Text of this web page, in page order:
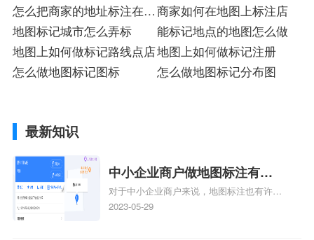
目标点
标
怎么把商家的地址标注在地
图上铺
商家如何在地图上标注店
地图标记城市怎么弄标
能标记地点的地图怎么做
地图上如何做标记路线点店地图上如何做标记注册
怎么做地图标记图标
怎么做地图标记分布图
最新知识
中小企业商户做地图标注有什
么好处
对于中小企业商户来说，地图标注也有许多
好处，包括：提高可见性和曝光率：通过在
2023-05-29